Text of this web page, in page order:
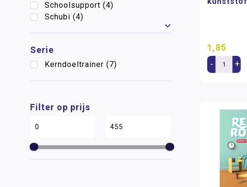
Schoolsupport (4)
Schubi (4)
Serie
Kerndoeltrainer (7)
Filter op prijs
1,85
- +